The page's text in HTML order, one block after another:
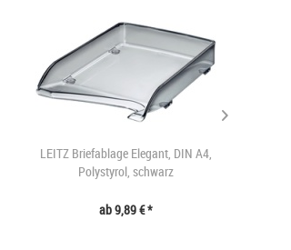
LEITZ Briefablage Elegant, DIN A4,
Polystyrol, schwarz
ab 9,89 € *